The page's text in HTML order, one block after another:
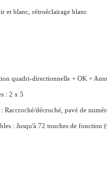
et blanc, rétroéclairage blanc
quadri-directionnelle + OK +
: 2 x 5
Raccroché/décroché, pavé de
: Jusqu'à 72 touches de fonction